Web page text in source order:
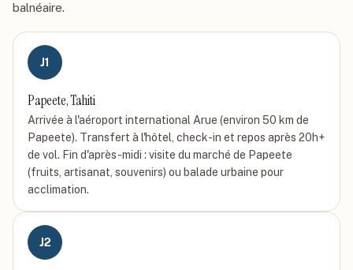
balnéaire.
J1
Papeete, Tahiti
Arrivée à l'aéroport international Arue (environ 50 km de
Papeete). Transfert à l'hôtel, check-in et repos après 20h+
de vol. Fin d'après-midi : visite du marché de Papeete
(fruits, artisanat, souvenirs) ou balade urbaine pour
acclimation.
J2